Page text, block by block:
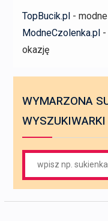
TopBucik.pl-
ModneCzolenka.pl-
okazję
WYMARZONA
WYSZUKIWARKI
for: